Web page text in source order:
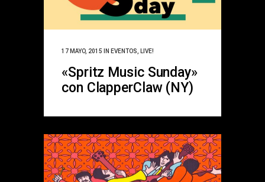
17 MAYO, 2015 IN EVENTOS, LIVE!
«Spritz Music Sunday»
con ClapperClaw (NY)